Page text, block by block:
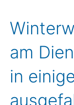
am
in